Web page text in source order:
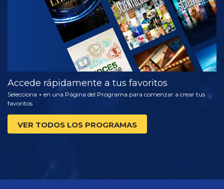
Accede rápidamente a tus favoritos
Selecciona + en una Página del Programa para comenzar a crear tus
favoritos
VER TODOS LOS PROGRAMAS